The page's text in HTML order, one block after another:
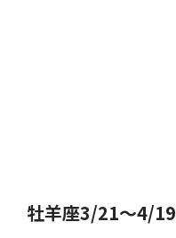
牡羊座3/21～4/19